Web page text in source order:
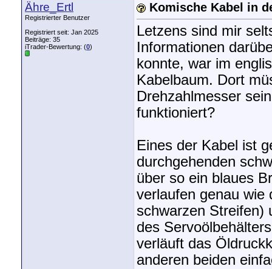
Ähre_Ertl
AW: Komische Kabel in der...21.05.2026,18:21
gitplayer
Ähre_Ertl
Registrierter Benutzer
Registriert seit: Jan 2025
Beiträge: 35
iTrader-Bewertung: (0)
Komische Kabel in
Letzens sind mir
Informationen
konnte, war im
Kabelbaum. Dort
Drehzahlmesser
funktioniert?
Eines der Kabel ist
durchgehenden
über so ein blaues
verlaufen genau wie
schwarzen Streifen)
des
verläuft das
anderen beiden